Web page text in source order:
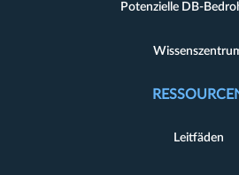
Potenzielle DB-
Leitfäden